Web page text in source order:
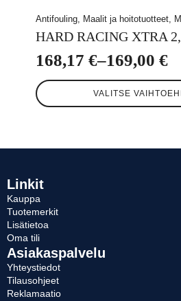
Antifouling, Maalit ja hoitotuotteet,
HARD RACING XTRA
168,17 €–169,00 €
Hintaluokka:
168,17 €VALITSE
Tällä
tuotteella
Voit
valinnat
tuotteen
sivulla.
Linkit
Kauppa
Tuotemerkit
Lisätietoa
Oma tili
Asiakaspalvelu
Yhteystiedot
Tilausohjeet
Reklamaatio